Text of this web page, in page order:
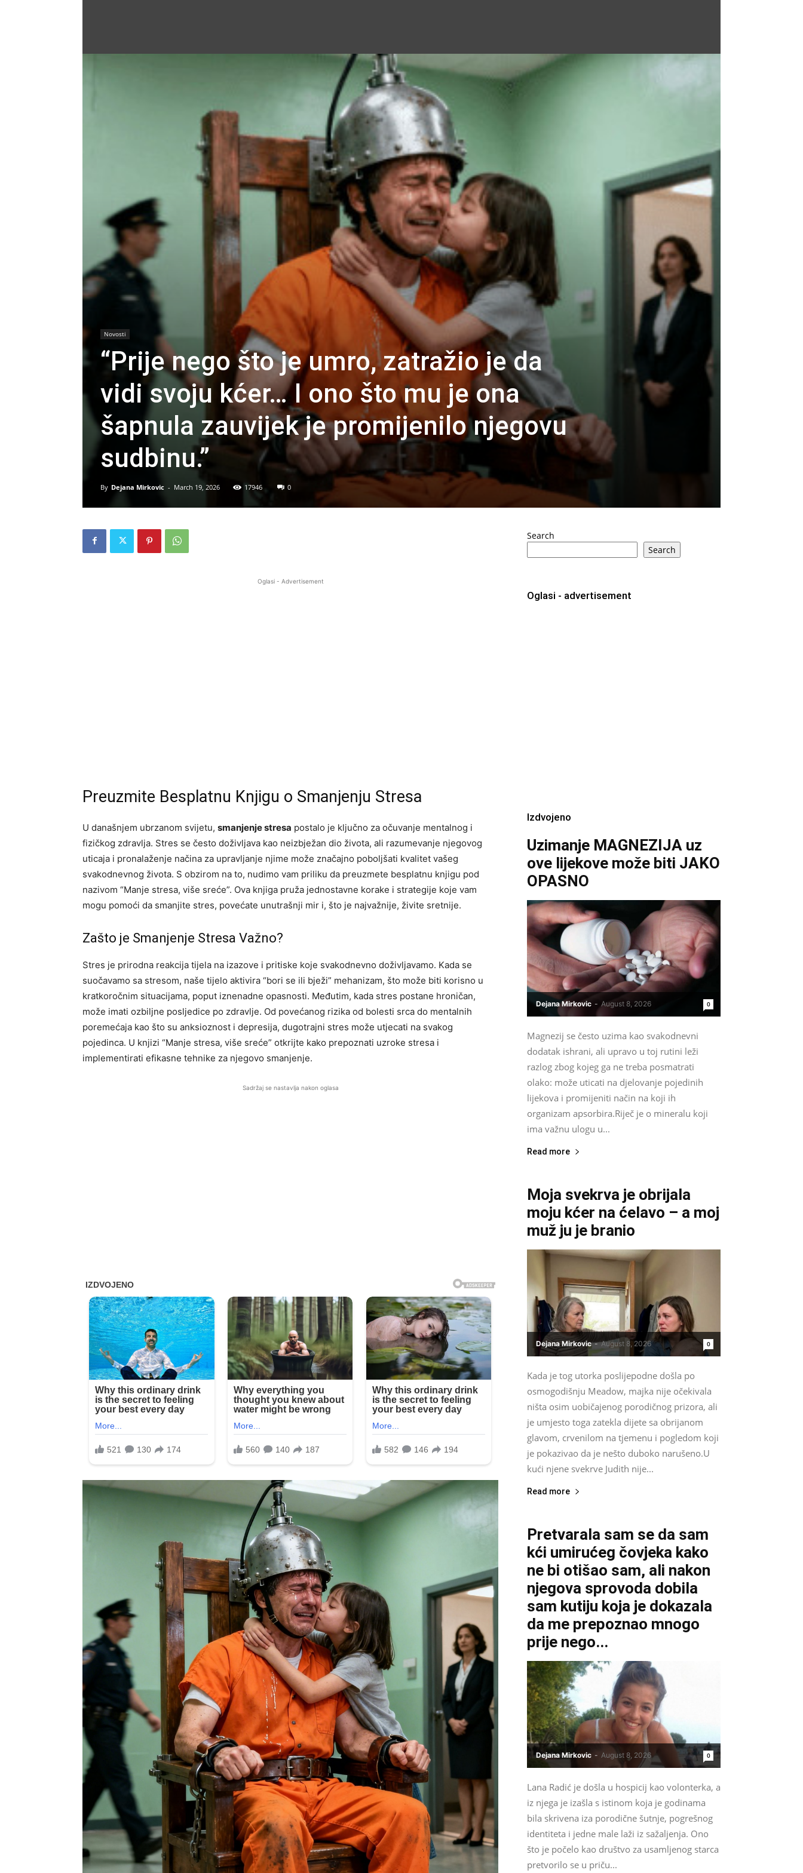
Novosti
“Prije nego što je umro, zatražio je da
vidi svoju kćer… I ono što mu je ona
šapnula zauvijek je promijenilo njegovu
sudbinu.”
By Dejana Mirkovic - March 19, 2026 17946 0
Oglasi - Advertisement
Preuzmite Besplatnu Knjigu o Smanjenju Stresa
U današnjem ubrzanom svijetu, smanjenje stresa postalo je ključno za očuvanje mentalnog i
fizičkog zdravlja. Stres se često doživljava kao neizbježan dio života, ali razumevanje njegovog
uticaja i pronalaženje načina za upravljanje njime može značajno poboljšati kvalitet vašeg
svakodnevnog života. S obzirom na to, nudimo vam priliku da preuzmete besplatnu knjigu pod
nazivom “Manje stresa, više sreće”. Ova knjiga pruža jednostavne korake i strategije koje vam
mogu pomoći da smanjite stres, povećate unutrašnji mir i, što je najvažnije, živite sretnije.
Zašto je Smanjenje Stresa Važno?
Stres je prirodna reakcija tijela na izazove i pritiske koje svakodnevno doživljavamo. Kada se
suočavamo sa stresom, naše tijelo aktivira “bori se ili bježi” mehanizam, što može biti korisno u
kratkoročnim situacijama, poput iznenadne opasnosti. Međutim, kada stres postane hroničan,
može imati ozbiljne posljedice po zdravlje. Od povećanog rizika od bolesti srca do mentalnih
poremećaja kao što su anksioznost i depresija, dugotrajni stres može utjecati na svakog
pojedinca. U knjizi “Manje stresa, više sreće” otkrijte kako prepoznati uzroke stresa i
implementirati efikasne tehnike za njegovo smanjenje.
Sadržaj se nastavlja nakon oglasa
Search
Search
Oglasi - advertisement
Izdvojeno
Uzimanje MAGNEZIJA uz
ove lijekove može biti JAKO
OPASNO
Dejana Mirkovic - August 8, 2026 0
Magnezij se često uzima kao svakodnevni
dodatak ishrani, ali upravo u toj rutini leži
razlog zbog kojeg ga ne treba posmatrati
olako: može uticati na djelovanje pojedinih
lijekova i promijeniti način na koji ih
organizam apsorbira.Riječ je o mineralu koji
ima važnu ulogu u...
Read more
Moja svekrva je obrijala
moju kćer na ćelavo – a moj
muž ju je branio
Dejana Mirkovic - August 8, 2026 0
Kada je tog utorka poslijepodne došla po
osmogodišnju Meadow, majka nije očekivala
ništa osim uobičajenog porodičnog prizora, ali
je umjesto toga zatekla dijete sa obrijanom
glavom, crvenilom na tjemenu i pogledom koji
je pokazivao da je nešto duboko narušeno.U
kući njene svekrve Judith nije...
Read more
Pretvarala sam se da sam
kći umirućeg čovjeka kako
ne bi otišao sam, ali nakon
njegova sprovoda dobila
sam kutiju koja je dokazala
da me prepoznao mnogo
prije nego...
Dejana Mirkovic - August 8, 2026 0
Lana Radić je došla u hospicij kao volonterka, a
iz njega je izašla s istinom koja je godinama
bila skrivena iza porodične šutnje, pogrešnog
identiteta i jedne male laži iz sažaljenja. Ono
što je počelo kao društvo za usamljenog starca
pretvorilo se u priču...